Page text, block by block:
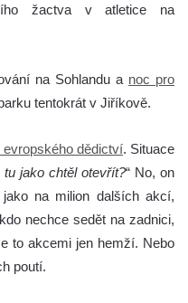
žactva v atletice na
na Sohlandu a noc pro
tentokrát v Jiříkově.
evropského dědictví. Situace
jako chtěl otevřít?“ No, on
na milion dalších akcí,
nechce sedět na zadnici,
to akcemi jen hemží. Nebo
poutí.